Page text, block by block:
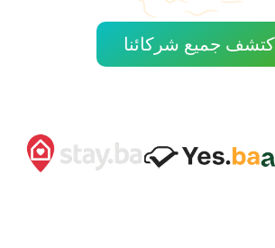
جميع شركائنا